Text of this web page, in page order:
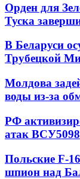
Орден для
Туска
В Беларуси
Трубецкой
Молдова
воды из-за
РФ
атак ВСУ5098
Польские F-
шпион над